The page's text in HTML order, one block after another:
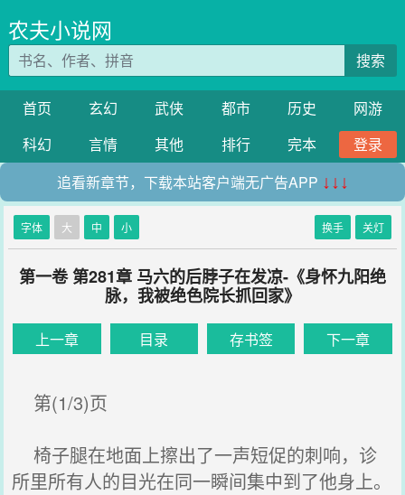
农夫小说网
搜索
首页 玄幻 武侠 都市 历史
网游
科幻
言情 其他 排行 完本
登录
追看新章节，下载本站客户端无广告APP ↓↓↓
字体 大 中 小 换手 关灯
第一卷 第281章 马六的后脖子在发凉-《身怀九阳绝
脉，我被绝色院长抓回家》
上一章 目录 存书签 下一章
第(1/3)页
椅子腿在地面上擦出了一声短促的刺响，诊
所里所有人的目光在同一瞬间集中到了他身上。